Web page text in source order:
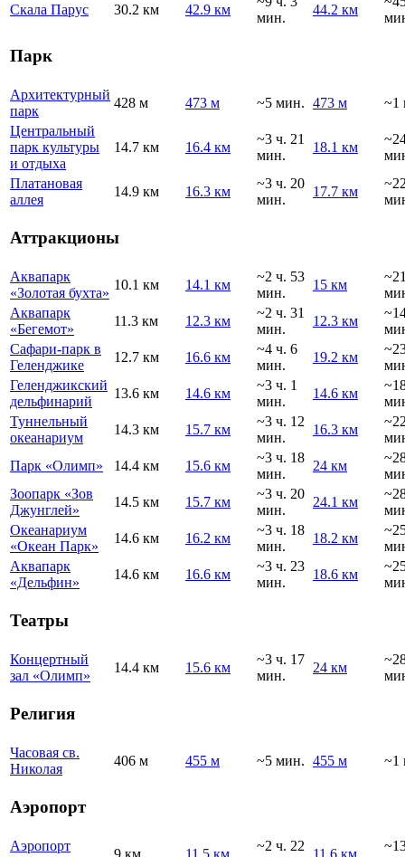
Скала Парус
30.2 км 42.9 км
мин.
44.2 км
Парк
Архитектурный
парк
428 м 473 м ~5 мин. 473 м
~1
Центральный
парк культуры
и отдыха
14.7 км 16.4 км
~3 ч. 21
мин.
18.1 км
Платановая
аллея
14.9 км 16.3 км
~3 ч. 20
мин.
17.7 км
Аттракционы
Аквапарк
«Золотая бухта»
10.1 км 14.1 км
~2 ч. 53
мин.
15 км
Аквапарк
«Бегемот»
11.3 км 12.3 км
~2 ч. 31
мин.
12.3 км
Сафари-парк в
Геленджике
12.7 км 16.6 км
~4 ч. 6
мин.
19.2 км
Геленджикский
дельфинарий
13.6 км 14.6 км
~3 ч. 1
мин.
14.6 км
Туннельный
океанариум
14.3 км 15.7 км
~3 ч. 12
мин.
16.3 км
Парк «Олимп»
14.4 км 15.6 км
~3 ч. 18
мин.
24 км
Зоопарк «Зов
Джунглей»
14.5 км 15.7 км
~3 ч. 20
мин.
24.1 км
Океанариум
«Океан Парк»
14.6 км 16.2 км
~3 ч. 18
мин.
18.2 км
Аквапарк
«Дельфин»
14.6 км 16.6 км
~3 ч. 23
мин.
18.6 км
Театры
Концертный
зал «Олимп»
14.4 км 15.6 км
~3 ч. 17
мин.
24 км
Религия
Часовая св.
Николая
406 м 455 м ~5 мин. 455 м ~1
Аэропорт
Аэропорт
9 км 11.5 км
~2 ч. 22
11.6 км